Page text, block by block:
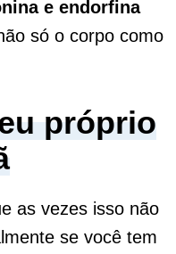
e endorfina
só o corpo como
próprio
as vezes isso não
se você tem